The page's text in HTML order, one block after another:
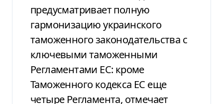
предусматривает полную
гармонизацию украинского
таможенного законодательства с
ключевыми таможенными
Регламентами ЕС: кроме
Таможенного кодекса ЕС еще
четыре Регламента, отмечает